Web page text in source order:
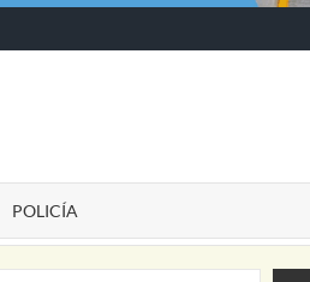
POLICÍA